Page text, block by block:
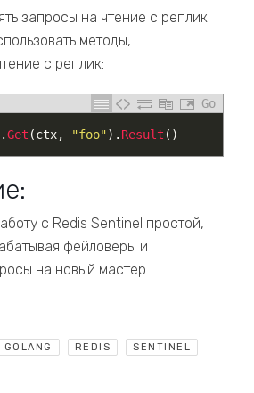
запросы на чтение с реплик
методы,
с реплик:
Go
.Get (ctx, "foo") . Result ( )
с Redis Sentinel простой,
фейловеры и
на новый мастер.
GOLANG REDIS SENTINEL